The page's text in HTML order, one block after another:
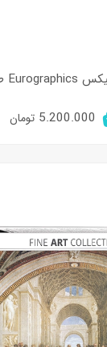
5.200.000 تومان